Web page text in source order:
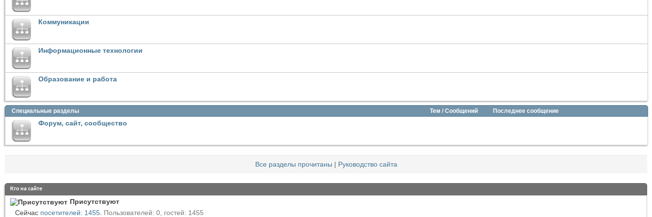
Коммуникации
Информационные технологии
Образование и работа
Специальные разделы Тем / Сообщений Последнее сообщение
Форум, сайт, сообщество
Все разделы прочитаны | Руководство сайта
Кто на сайте
Присутствуют
Сейчас посетителей: 1455 Пользователей: 0, гостей: 1455